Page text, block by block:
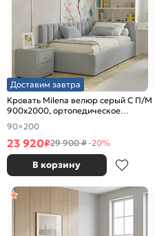
Доставим завтра
Кровать Milena велюр серый С П/М
900x2000, ортопедическое
основание, изголовье мягкое
90×200
23 920₽29 900 ₽-20%
В корзину